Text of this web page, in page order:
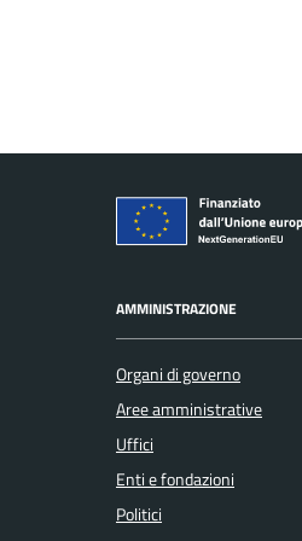
AMMINISTRAZIONE
Organi di governo
Aree amministrative
Uffici
Enti e fondazioni
Politici